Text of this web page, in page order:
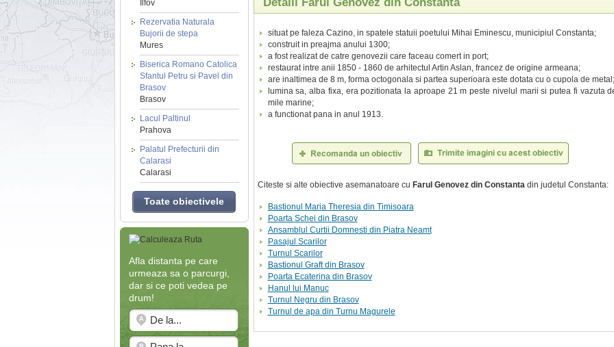
Ilfov
Rezervatia Naturala
Bujorii de stepa
Mures
Biserica Romano Catolica
Sfantul Petru si Pavel din
Brasov
Brasov
Lacul Paltinul
Prahova
Palatul Prefecturii din
Calarasi
Calarasi
Toate obiectivele
Afla distanta pe care
urmeaza sa o parcurgi,
dar si ce poti vedea pe
drum!
situat pe faleza Cazino, in spatele statuii poetului Mihai Eminescu, municipiul Constanta;
construit in preajma anului 1300;
a fost realizat de catre genovezii care faceau comert in port;
restaurat intre anii 1850 - 1860 de arhitectul Artin Aslan, francez de origine armeana;
are inaltimea de 8 m, forma octogonala si partea superioara este dotata cu o cupola de metal;
lumina sa, alba fixa, era pozitionata la aproape 21 m peste nivelul marii si putea fi vazuta
mile marine;
a functionat pana in anul 1913.
Citeste si alte obiective asemanatoare cu Farul Genovez din Constantadin judetul Constanta:
Bastionul Maria Theresia din Timisoara
Poarta Schei din Brasov
Ansamblul Curtii Domnesti din Piatra Neamt
Pasajul Scarilor
Turnul Scarilor
Bastionul Graft din Brasov
Poarta Ecaterina din Brasov
Hanul lui Manuc
Turnul Negru din Brasov
Turnul de apa din Turnu Magurele